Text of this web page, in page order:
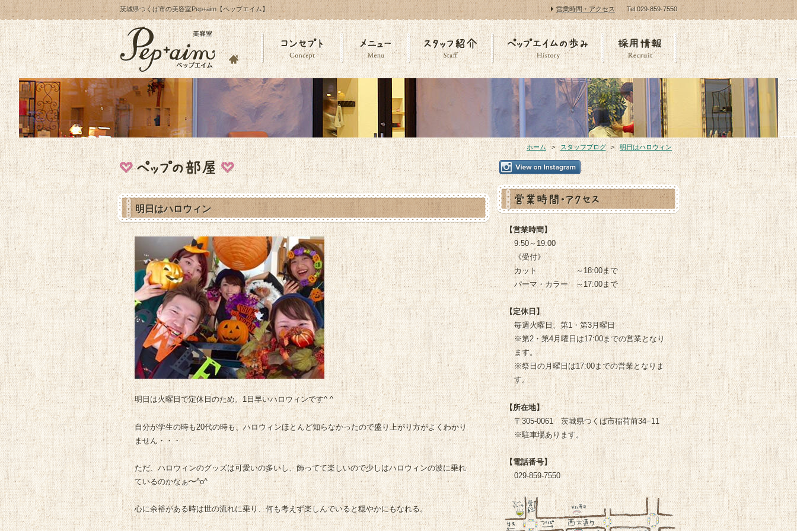
茨城県つくば市の美容室Pep+aim【ペップエイム】 営業時間・アクセス Tel.029-859-7550
ホーム スタッフブログ 明日はハロウィン
明日はハロウィン
明日は火曜日で定休日のため、1日早いハロウィンです^ ^
自分が学生の時も20代の時も、ハロウィンほとんど知らなかったので盛り上がり方がよくわかり
ません・・・
ただ、ハロウィンのグッズは可愛いの多いし、飾ってて楽しいので少しはハロウィンの波に乗れ
ているのかなぁ〜^o^
心に余裕がある時は世の流れに乗り、何も考えず楽しんでいると穏やかにもなれる。
【営業時間】
9:50～19:00
《受付》
カット
～18:00まで
パーマ・カラー
～17:00まで
【定休日】
毎週火曜日、第1・第3月曜日
※第2・第4月曜日は17:00までの営業となり
ます。
※祭日の月曜日は17:00までの営業となりま
す。
【所在地】
〒305-0061 茨城県つくば市稲荷前34−11
※駐車場あります。
【電話番号】
029-859-7550